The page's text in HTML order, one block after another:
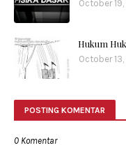
October 19,
Hukum
October 13,
POSTING KOMENTAR
0 Komentar